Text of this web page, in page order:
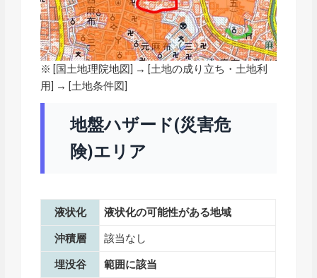
※ [国土地理院地図] → [土地の成り立ち・土地利
用] → [土地条件図]
地盤ハザード(災害危
険)エリア
液状化 液状化の可能性がある地域
沖積層 該当なし
埋没谷 範囲に該当